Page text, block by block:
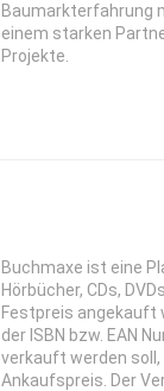
Baumarkterfahrung
einem starken
Projekte.
Buchmaxe ist eine
Hörbücher, CDs,
Festpreis angekauft
der ISBN bzw. EAN
verkauft werden
Ankaufspreis. Der